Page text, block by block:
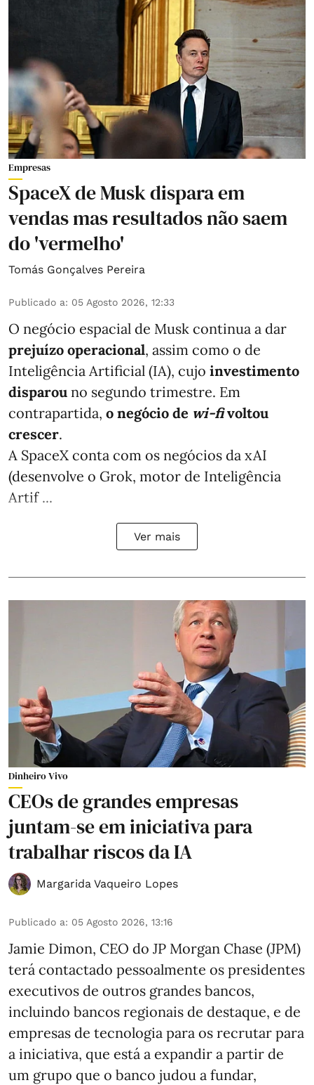
Empresas
SpaceX de Musk dispara em
vendas mas resultados não saem
do 'vermelho'
Tomás Gonçalves Pereira
Publicado a: 05 Agosto 2026, 12:33
O negócio espacial de Musk continua a dar
prejuízo operacional, assim como o de
Inteligência Artificial (IA), cujo investimento
disparou no segundo trimestre. Em
contrapartida, o negócio de wi-fivoltou
crescer.
A SpaceX conta com os negócios da xAI
(desenvolve o Grok, motor de Inteligência
Artif ...
Ver mais
Dinheiro Vivo
CEOs de grandes empresas
juntam-se em iniciativa para
trabalhar riscos da IA
Margarida Vaqueiro Lopes
Publicado a: 05 Agosto 2026, 13:16
Jamie Dimon, CEO do JP Morgan Chase (JPM)
terá contactado pessoalmente os presidentes
executivos de outros grandes bancos,
incluindo bancos regionais de destaque, e de
empresas de tecnologia para os recrutar para
a iniciativa, que está a expandir a partir de
um grupo que o banco judou a fundar,